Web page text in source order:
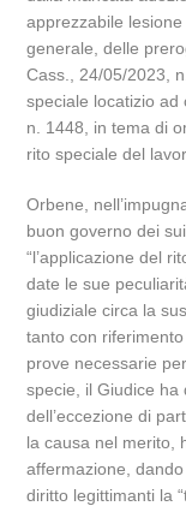
apprezzabile
generale, delle
Cass., 24/05/2023,
speciale locatizio ad
n. 1448, in tema di
rito speciale del
Orbene,
buon governo dei
“l’applicazione del
date le sue
giudiziale circa la
tanto con
prove necessarie
specie, il Giudice ha
dell’eccezione di
la causa nel merito,
affermazione,
diritto legittimanti la